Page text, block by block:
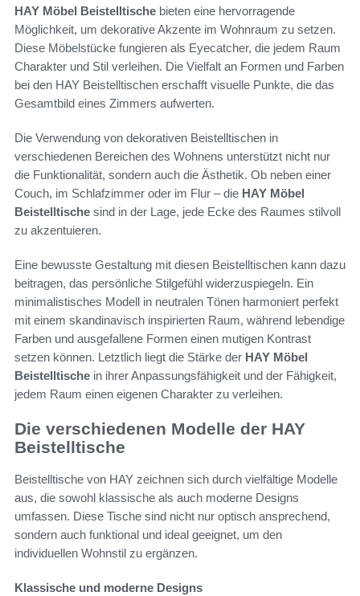
HAY Möbel Beistelltische bieten eine hervorragende
Möglichkeit, um dekorative Akzente im Wohnraum zu setzen.
Diese Möbelstücke fungieren als Eyecatcher, die jedem Raum
Charakter und Stil verleihen. Die Vielfalt an Formen und Farben
bei den HAY Beistelltischen erschafft visuelle Punkte, die das
Gesamtbild eines Zimmers aufwerten.
Die Verwendung von dekorativen Beistelltischen in
verschiedenen Bereichen des Wohnens unterstützt nicht nur
die Funktionalität, sondern auch die Ästhetik. Ob neben einer
Couch, im Schlafzimmer oder im Flur – die HAY Möbel
Beistelltische sind in der Lage, jede Ecke des Raumes stilvoll
zu akzentuieren.
Eine bewusste Gestaltung mit diesen Beistelltischen kann dazu
beitragen, das persönliche Stilgefühl widerzuspiegeln. Ein
minimalistisches Modell in neutralen Tönen harmoniert perfekt
mit einem skandinavisch inspirierten Raum, während lebendige
Farben und ausgefallene Formen einen mutigen Kontrast
setzen können. Letztlich liegt die Stärke der HAY Möbel
Beistelltische in ihrer Anpassungsfähigkeit und der Fähigkeit,
jedem Raum einen eigenen Charakter zu verleihen.
Die verschiedenen Modelle der HAY
Beistelltische
Beistelltische von HAY zeichnen sich durch vielfältige Modelle
aus, die sowohl klassische als auch moderne Designs
umfassen. Diese Tische sind nicht nur optisch ansprechend,
sondern auch funktional und ideal geeignet, um den
individuellen Wohnstil zu ergänzen.
Klassische und moderne Designs